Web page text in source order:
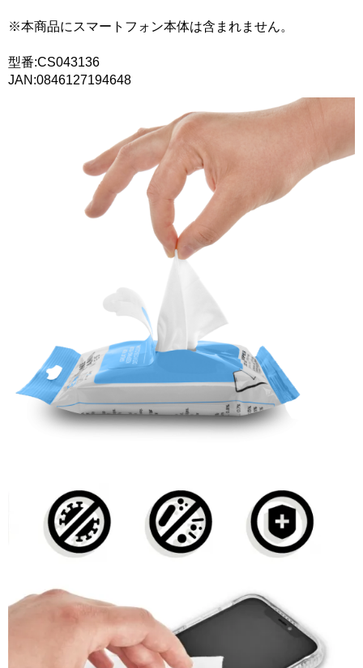
※本商品にスマートフォン本体は含まれません。
型番:CS043136
JAN:0846127194648